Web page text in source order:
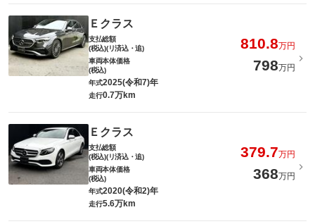
Ｅクラス
支払総額
(税込)(リ済込・追)
810.8万円
車両本体価格
(税込)
798万円
年式2025(令和7)年
走行0.7万km
Ｅクラス
支払総額
(税込)(リ済込・追)
379.7万円
車両本体価格
(税込)
368万円
年式2020(令和2)年
走行5.6万km